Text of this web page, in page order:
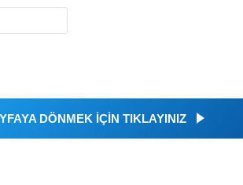
DÖNMEK İÇİN TIKLAYINIZ